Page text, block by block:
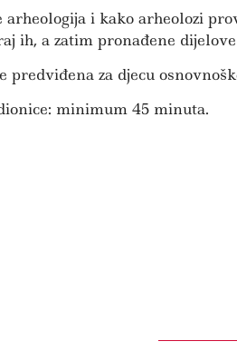
arheologija i kako arheolozi
ih, a zatim pronađene
predviđena za djecu
minimum 45 minuta.